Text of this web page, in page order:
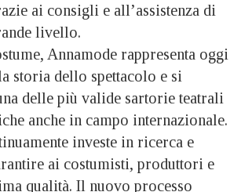
ai consigli e all’assistenza di
livello.
Annamode rappresenta oggi
storia dello spettacolo e si
delle più valide sartorie teatrali
anche in campo internazionale.
investe in ricerca e
ai costumisti, produttori e
qualità. Il nuovo processo